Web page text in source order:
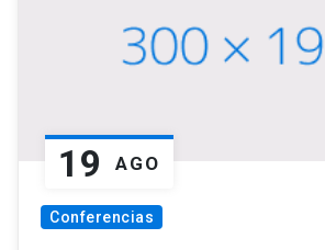
19 AGO
Conferencias